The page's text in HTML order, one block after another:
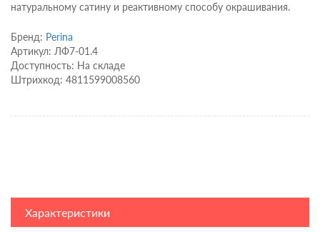
натуральному сатину и реактивному способу окрашивания.
Бренд: Perina
Артикул: ЛФ7-01.4
Доступность: На складе
Штрихкод: 4811599008560
Характеристики